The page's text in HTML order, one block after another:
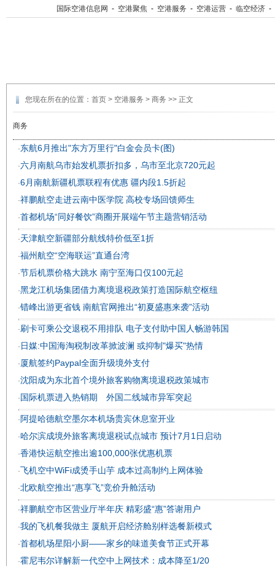
国际空港信息网 - 空港聚焦 - 空港服务 - 空港运营 - 临空经济 -
您现在所在的位置： 首页 > 空港服务 > 商务 >> 正文
商务
·东航6月推出"东方万里行"白金会员卡(图)
·六月南航乌市始发机票折扣多，乌市至北京720元起
·6月南航新疆机票联程有优惠 疆内段1.5折起
·祥鹏航空走进云南中医学院 高校专场回馈师生
·首都机场“同好餐饮”商圈开展端午节主题营销活动
·天津航空新疆部分航线特价低至1折
·福州航空“空海联运”直通台湾
·节后机票价格大跳水 南宁至海口仅100元起
·黑龙江机场集团借力离境退税政策打造国际航空枢纽
·错峰出游更省钱 南航官网推出“初夏盛惠来袭”活动
·刷卡可乘公交退税不用排队 电子支付助中国人畅游韩国
· 日媒:中国海淘税制改革掀波澜 或抑制"爆买"热情
· 厦航签约Paypal全面升级境外支付
·沈阳成为东北首个境外旅客购物离境退税政策城市
·国际机票进入热销期 外国二线城市异军突起
· 阿提哈德航空墨尔本机场贵宾休息室开业
·哈尔滨成境外旅客离境退税试点城市 预计7月1日启动
·香港快运航空推出逾100,000张优惠机票
·飞机空中WiFi成烫手山芋 成本过高制约上网体验
·北欧航空推出“惠享飞”竞价升舱活动
·祥鹏航空市区营业厅半年庆 精彩盛“惠”答谢用户
·我的飞机餐我做主 厦航开启经济舱别样选餐新模式
·首都机场星阳小厨——家乡的味道美食节正式开幕
·霍尼韦尔详解新一代空中上网技术：成本降至1/20